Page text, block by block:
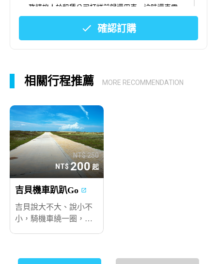
務請旅人於租賃公司打烊前歸還用車，逾時還車需
嚴禁酒後騎車，如因交通違規產生罰單或行駛時發
生交通事故，承租人必須負責全部意外事故賠償以
本商品屬代理銷售，需與業者確認是否ok，敬請提
早預約以免向隅。
之內為您確認，實際狀況需於作業完成後依客服回
覆為準。
確認訂購
相關行程推薦 MORE RECOMMENDATION
NT$ 250
NT$200起
吉貝機車趴趴Go
吉貝說大不大、說小不
小，騎機車繞一圈，也